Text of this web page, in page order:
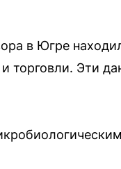
в Югре
торговли. Эти